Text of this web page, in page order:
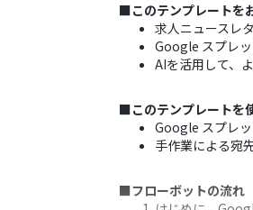
■このテンプレートを
求人ニュースレ
Google スプレ
AIを活用して、
■このテンプレートを
Google スプレ
手作業による宛
■フローボットの流れ